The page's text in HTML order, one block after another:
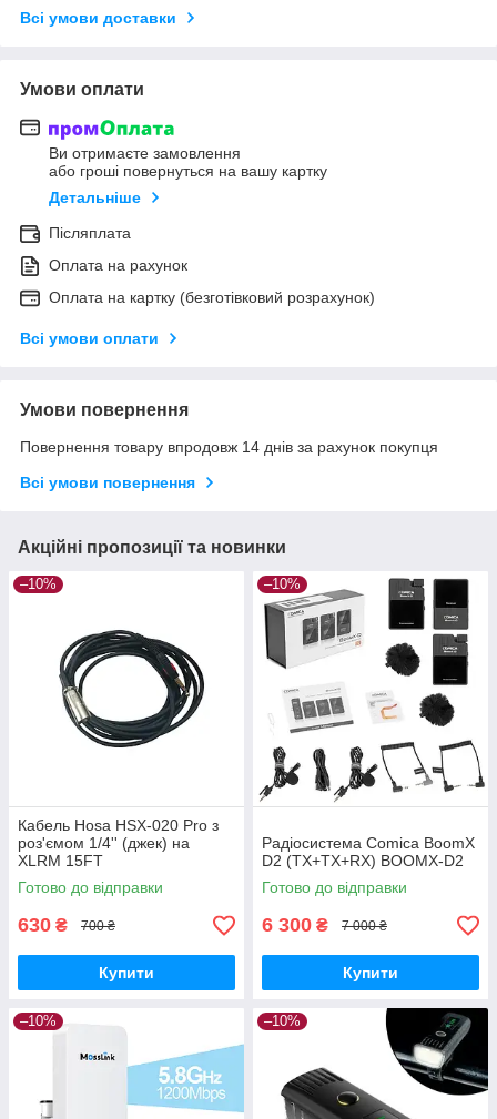
Всі умови доставки
Умови оплати
Ви отримаєте замовлення
або гроші повернуться на вашу картку
Детальніше
Післяплата
Оплата на рахунок
Оплата на картку (безготівковий розрахунок)
Всі умови оплати
Умови повернення
Повернення товару впродовж 14 днів за рахунок покупця
Всі умови повернення
Акційні пропозиції та новинки
–10%
Кабель Hosa HSX-020 Pro з
роз'ємом 1/4'' (джек) на
XLRМ 15FT
Готово до відправки
630 ₴ 700 ₴
Купити
–10%
Радіосистема Comica BoomX
D2 (TX+TX+RX) BOOMX-D2
Готово до відправки
6 300 ₴ 7 000 ₴
Купити
–10% –10%